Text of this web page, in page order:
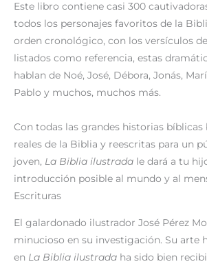
Este libro contiene casi 300
todos los personajes favoritos de la
orden cronológico, con los versículos
listados como referencia, estas
hablan de Noé, José, Débora, Jonás,
Pablo y muchos, muchos más.
Con todas las grandes historias bíblicas
reales de la Biblia y reescritas para un
joven, La Biblia ilustrada le dará a tu
introducción posible al mundo y al
Escrituras
El galardonado ilustrador José Pérez
minucioso en su investigación. Su arte
en La Biblia ilustrada ha sido bien